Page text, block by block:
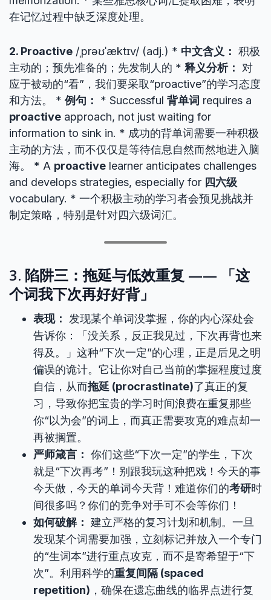
在记忆过程中缺乏深度处理。
2. Proactive /ˌprəʊˈæktɪv/ (adj.) * 中文含义： 积极
主动的；预先准备的；先发制人的 * 释义分析：
对
应于被动的“看”，我们要采取“proactive”的学习态度
和方法。 * 例句： * Successful 背单词 requires a
proactive approach, not just waiting for
information to sink in. * 成功的背单词需要一种积极
主动的方法，而不仅仅是等待信息自然而然地进入脑
海。 * A proactive learner anticipates challenges
and develops strategies, especially for 四六级
vocabulary. * 一个积极主动的学习者会预见挑战并
制定策略，特别是针对四六级词汇。
3. 陷阱三：拖延与低效重复 —— 「这
个词我下次再好好背」
表现：
发现某个单词没掌握，你的内心深处会
告诉你：「没关系，反正我见过，下次再背也来
得及。」这种“下次一定”的心理，正是后见之明
偏误的诡计。它让你对自己当前的掌握程度过度
自信，从而拖延 (procrastinate)了真正的复
习，导致你把宝贵的学习时间浪费在重复那些
你“以为会”的词上，而真正需要攻克的难点却一
再被搁置。
严师箴言： 你们这些“下次一定”的学生，下次
就是“下次再考”！别跟我玩这种把戏！今天的事
今天做，今天的单词今天背！难道你们的考研时
间很多吗？你们的竞争对手可不会等你们！
如何破解： 建立严格的复习计划和机制。一旦
发现某个词需要加强，立刻标记并放入一个专门
的“生词本”进行重点攻克，而不是寄希望于“下
次”。利用科学的重复间隔 (spaced
repetition) ，确保在遗忘曲线的临界点进行复